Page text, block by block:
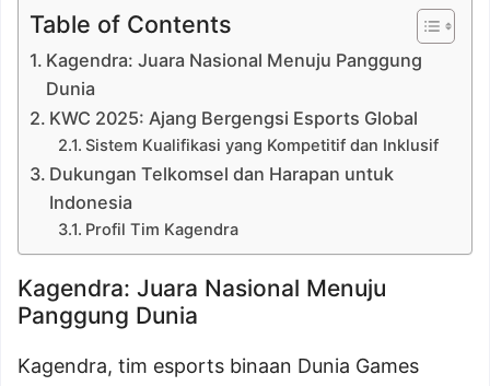
Table of Contents
Kagendra: Juara Nasional Menuju Panggung
Dunia
KWC 2025: Ajang Bergengsi Esports Global
Sistem Kualifikasi yang Kompetitif dan Inklusif
Dukungan Telkomsel dan Harapan untuk
Indonesia
Profil Tim Kagendra
Kagendra: Juara Nasional Menuju
Panggung Dunia
Kagendra, tim esports binaan Dunia Games